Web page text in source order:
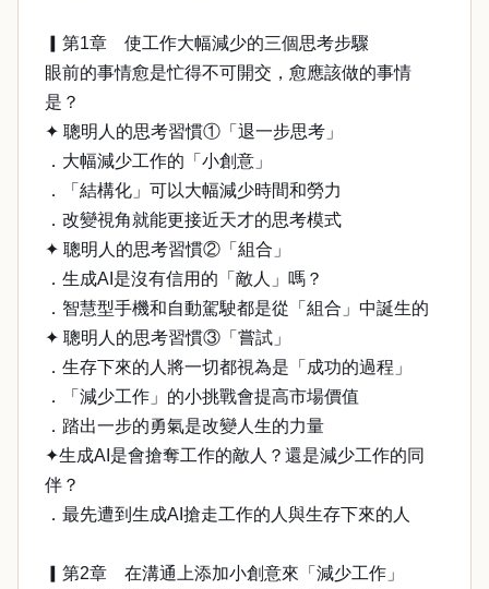
▎第1章 使工作大幅減少的三個思考步驟
眼前的事情愈是忙得不可開交，愈應該做的事情
是？
✦ 聰明人的思考習慣①「退一步思考」
．大幅減少工作的「小創意」
．「結構化」可以大幅減少時間和勞力
．改變視角就能更接近天才的思考模式
✦ 聰明人的思考習慣②「組合」
．生成AI是沒有信用的「敵人」嗎？
．智慧型手機和自動駕駛都是從「組合」中誕生的
✦ 聰明人的思考習慣③「嘗試」
．生存下來的人將一切都視為是「成功的過程」
．「減少工作」的小挑戰會提高市場價值
．踏出一步的勇氣是改變人生的力量
✦生成AI是會搶奪工作的敵人？還是減少工作的同
伴？
．最先遭到生成AI搶走工作的人與生存下來的人
▎第2章 在溝通上添加小創意來「減少工作」